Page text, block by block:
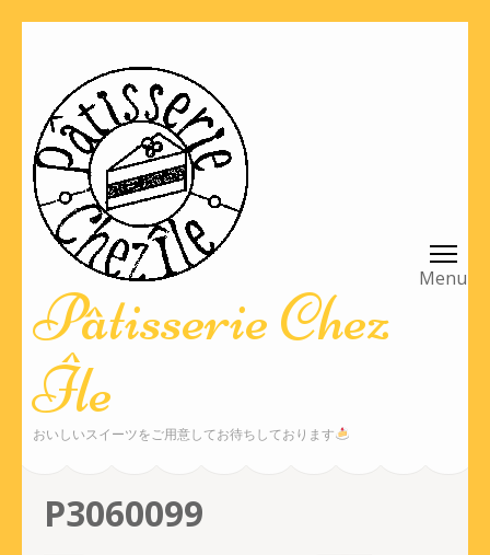
ツ
へ
(Enter
押
す)
Pâtisserie Chez
Île
おいしいスイーツをご用意してお待ちしております
P3060099